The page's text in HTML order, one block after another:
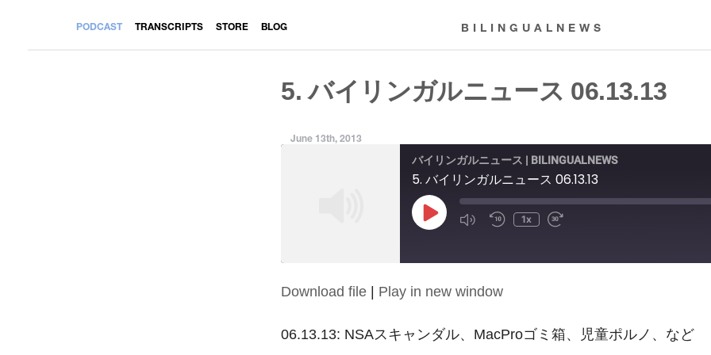
PODCAST TRANSCRIPTS STORE BLOG BILINGUALNEWS
5. バイリンガルニュース 06.13.13
June 13th, 2013
バイリンガルニュース | BILINGUALNEWS
5. バイリンガルニュース 06.13.13
Play
Episode
1x
SHARE
LINK
Download file | Play in new window
06.13.13: NSAスキャンダル、MacProゴミ箱、児童ポルノ、など